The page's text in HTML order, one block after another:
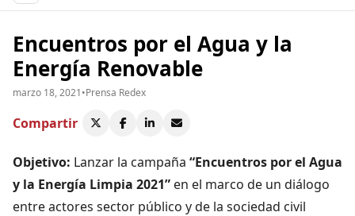
Encuentros por el Agua y la
Energía Renovable
marzo 18, 2021•Prensa Redex
Compartir
Objetivo: Lanzar la campaña “Encuentros por el Agua
y la Energía Limpia 2021” en el marco de un diálogo
entre actores sector público y de la sociedad civil